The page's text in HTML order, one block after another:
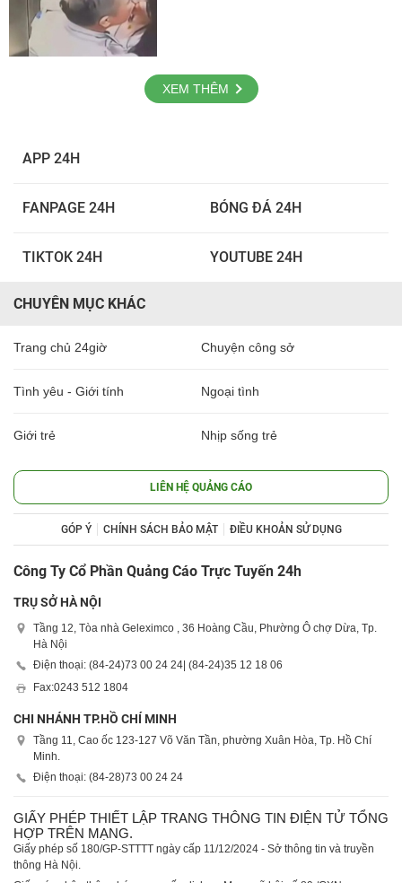
XEM THÊM
APP 24H
FANPAGE 24H BÓNG ĐÁ 24H
TIKTOK 24H YOUTUBE 24H
CHUYÊN MỤC KHÁC
Trang chủ 24giờ Chuyện công sở
Tình yêu - Giới tính Ngoại tình
Giới trẻ Nhịp sống trẻ
LIÊN HỆ QUẢNG CÁO
GÓP Ý CHÍNH SÁCH BẢO MẬT ĐIỀU KHOẢN SỬ DỤNG
Công Ty Cổ Phần Quảng Cáo Trực Tuyến 24h
TRỤ SỞ HÀ NỘI
Tầng 12, Tòa nhà Geleximco , 36 Hoàng Cầu, Phường Ô chợ Dừa, Tp.
Hà Nội
Điện thoại: (84-24)73 00 24 24 | (84-24)35 12 18 06
Fax:0243 512 1804
CHI NHÁNH TP.HỒ CHÍ MINH
Tầng 11, Cao ốc 123-127 Võ Văn Tần, phường Xuân Hòa, Tp. Hồ Chí
Minh.
Điện thoại: (84-28)73 00 24 24
GIẤY PHÉP THIẾT LẬP TRANG THÔNG TIN ĐIỆN TỬ TỔNG
HỢP TRÊN MẠNG.
Giấy phép số 180/GP-STTTT ngày cấp 11/12/2024 - Sở thông tin và truyền
thông Hà Nội.